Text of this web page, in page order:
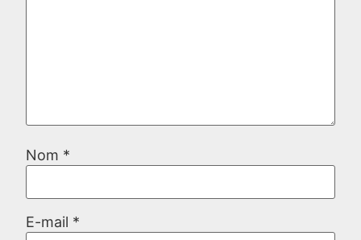
Nom *
E-mail *